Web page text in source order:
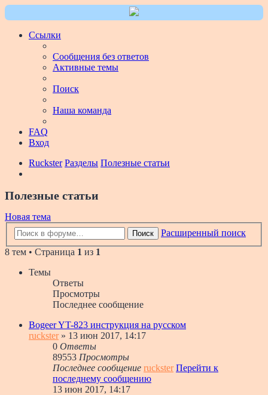
Ссылки
Сообщения без ответов
Активные темы
Поиск
Наша команда
FAQ
Вход
Ruckster Разделы Полезные статьи
Полезные статьи
Новая тема
Поиск
Расширенный поиск
8 тем • Страница 1 из 1
Темы
Ответы
Просмотры
Последнее сообщение
Bogeer YT-823 инструкция на русском
ruckster» 13 июн 2017, 14:17
0 Ответы
89553 Просмотры
Последнее сообщение ruckster Перейти к
последнему сообщению
13 июн 2017, 14:17